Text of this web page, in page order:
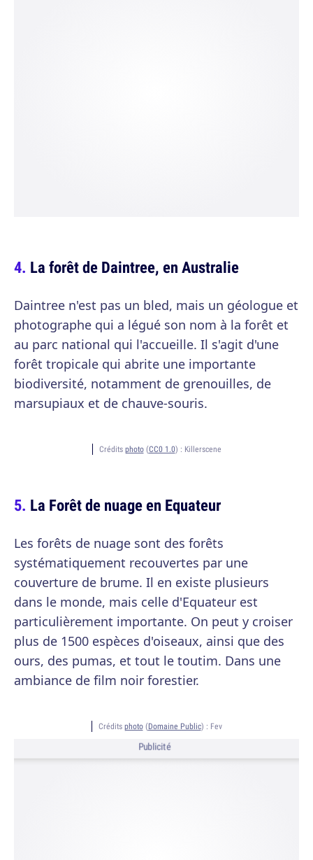
La forêt de Daintree, en Australie
Daintree n'est pas un bled, mais un géologue et
photographe qui a légué son nom à la forêt et
au parc national qui l'accueille. Il s'agit d'une
forêt tropicale qui abrite une importante
biodiversité, notamment de grenouilles, de
marsupiaux et de chauve-souris.
Crédits photo(CC0 1.0) : Killerscene
La Forêt de nuage en Equateur
Les forêts de nuage sont des forêts
systématiquement recouvertes par une
couverture de brume. Il en existe plusieurs
dans le monde, mais celle d'Equateur est
particulièrement importante. On peut y croiser
plus de 1500 espèces d'oiseaux, ainsi que des
ours, des pumas, et tout le toutim. Dans une
ambiance de film noir forestier.
Crédits photo(Domaine Public) : Fev
Publicité